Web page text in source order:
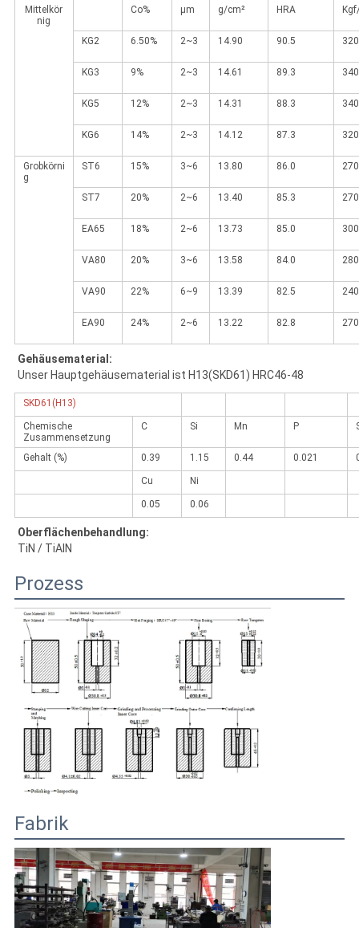
Mittelkör
nig
Co% μm g/cm² HRA
KG2 6.50% 2~3 14.90 90.5 320
KG3 9% 2~3 14.61 89.3 340
KG5 12% 2~3 14.31 88.3 340
KG6 14% 2~3 14.12 87.3 320
Grobkörni
g
ST6 15% 3~6 13.80 86.0 270
ST7 20% 2~6 13.40 85.3 270
EA65 18% 2~6 13.73 85.0 300
VA80 20% 3~6 13.58 84.0 280
VA90 22% 6~9 13.39 82.5 240
EA90 24% 2~6 13.22 82.8 270
Gehäusematerial:
Unser Hauptgehäusematerial ist H13(SKD61) HRC46-48
SKD61(H13)
Chemische
Zusammensetzung
C Si Mn P
Gehalt (%) 0.39 1.15 0.44 0.021
Cu Ni
0.05 0.06
Oberflächenbehandlung:
TiN / TiAlN
Prozess
Fabrik